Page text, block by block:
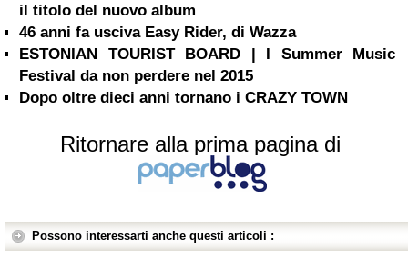
il titolo del nuovo album
46 anni fa usciva Easy Rider, di Wazza
ESTONIAN TOURIST BOARD | I Summer Music
Festival da non perdere nel 2015
Dopo oltre dieci anni tornano i CRAZY TOWN
Ritornare alla prima pagina di
Possono interessarti anche questi articoli :